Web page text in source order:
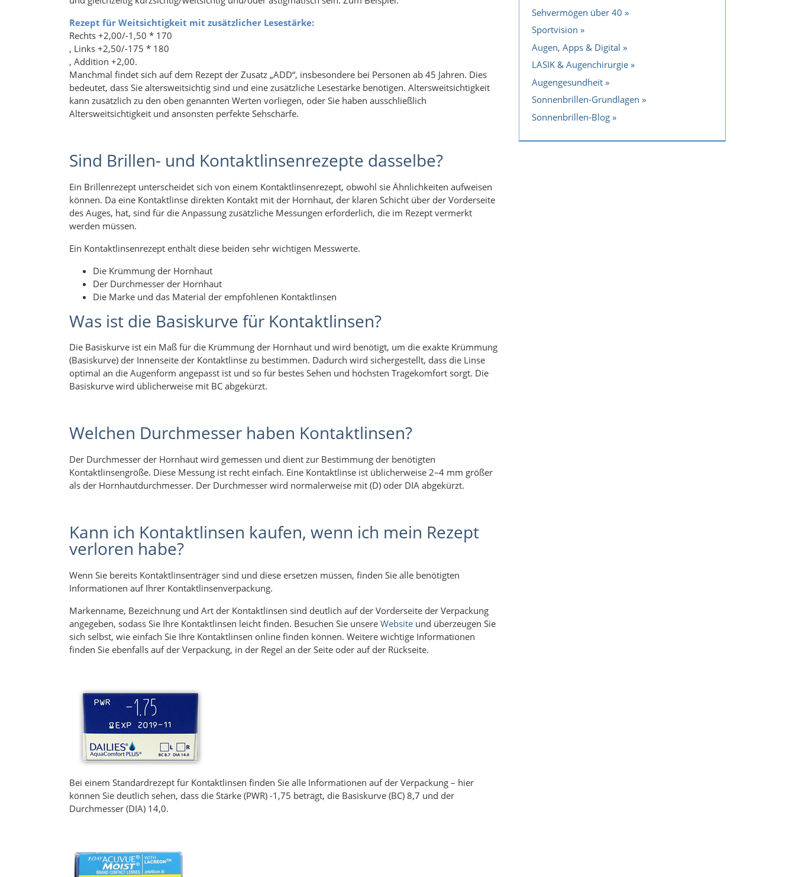
Rezept für Weitsichtigkeit mit zusätzlicher Lesestärke:
Rechts +2,00/-1,50 * 170
, Links +2,50/-175 * 180
, Addition +2,00.
Manchmal findet sich auf dem Rezept der Zusatz „ADD“, insbesondere bei Personen ab 45 Jahren. Dies
bedeutet, dass Sie altersweitsichtig sind und eine zusätzliche Lesestärke benötigen. Altersweitsichtigkeit
kann zusätzlich zu den oben genannten Werten vorliegen, oder Sie haben ausschließlich
Altersweitsichtigkeit und ansonsten perfekte Sehschärfe.
Sind Brillen- und Kontaktlinsenrezepte dasselbe?
Ein Brillenrezept unterscheidet sich von einem Kontaktlinsenrezept, obwohl sie Ähnlichkeiten aufweisen
können. Da eine Kontaktlinse direkten Kontakt mit der Hornhaut, der klaren Schicht über der Vorderseite
des Auges, hat, sind für die Anpassung zusätzliche Messungen erforderlich, die im Rezept vermerkt
werden müssen.
Ein Kontaktlinsenrezept enthält diese beiden sehr wichtigen Messwerte.
Die Krümmung der Hornhaut
Der Durchmesser der Hornhaut
Die Marke und das Material der empfohlenen Kontaktlinsen
Was ist die Basiskurve für Kontaktlinsen?
Die Basiskurve ist ein Maß für die Krümmung der Hornhaut und wird benötigt, um die exakte Krümmung
(Basiskurve) der Innenseite der Kontaktlinse zu bestimmen. Dadurch wird sichergestellt, dass die Linse
optimal an die Augenform angepasst ist und so für bestes Sehen und höchsten Tragekomfort sorgt. Die
Basiskurve wird üblicherweise mit BC abgekürzt.
Welchen Durchmesser haben Kontaktlinsen?
Der Durchmesser der Hornhaut wird gemessen und dient zur Bestimmung der benötigten
Kontaktlinsengröße. Diese Messung ist recht einfach. Eine Kontaktlinse ist üblicherweise 2–4 mm größer
als der Hornhautdurchmesser. Der Durchmesser wird normalerweise mit (D) oder DIA abgekürzt.
Kann ich Kontaktlinsen kaufen, wenn ich mein Rezept
verloren habe?
Wenn Sie bereits Kontaktlinsenträger sind und diese ersetzen müssen, finden Sie alle benötigten
Informationen auf Ihrer Kontaktlinsenverpackung.
Markenname, Bezeichnung und Art der Kontaktlinsen sind deutlich auf der Vorderseite der Verpackung
angegeben, sodass Sie Ihre Kontaktlinsen leicht finden. Besuchen Sie unsere Website und überzeugen Sie
sich selbst, wie einfach Sie Ihre Kontaktlinsen online finden können. Weitere wichtige Informationen
finden Sie ebenfalls auf der Verpackung, in der Regel an der Seite oder auf der Rückseite.
Bei einem Standardrezept für Kontaktlinsen finden Sie alle Informationen auf der Verpackung – hier
können Sie deutlich sehen, dass die Stärke (PWR) -1,75 beträgt, die Basiskurve (BC) 8,7 und der
Durchmesser (DIA) 14,0.
Sehvermögen über 40
Sportvision
Augen, Apps & Digital
LASIK & Augenchirurgie
Augengesundheit
Sonnenbrillen-Grundlagen
Sonnenbrillen-Blog